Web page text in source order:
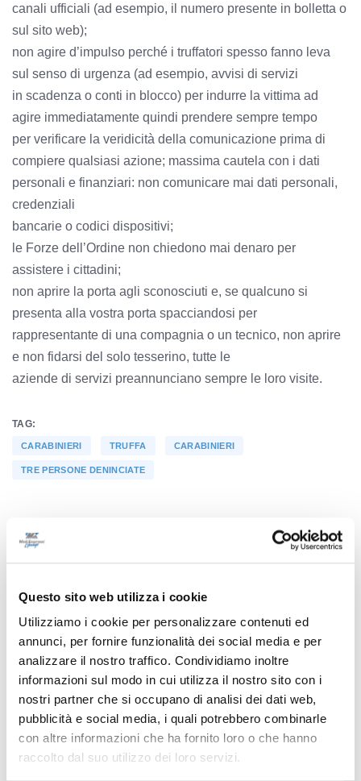
Questo sito web utilizza i cookie
Utilizziamo i cookie per personalizzare contenuti ed
annunci, per fornire funzionalità dei social media e per
analizzare il nostro traffico. Condividiamo inoltre
informazioni sul modo in cui utilizza il nostro sito con i
nostri partner che si occupano di analisi dei dati web,
pubblicità e social media, i quali potrebbero combinarle
con altre informazioni che ha fornito loro o che hanno
raccolto dal suo utilizzo dei loro servizi.
canali ufficiali (ad esempio, il numero presente in bolletta o
sul sito web);
non agire d’impulso perché i truffatori spesso fanno leva
sul senso di urgenza (ad esempio, avvisi di servizi
in scadenza o conti in blocco) per indurre la vittima ad
agire immediatamente quindi prendere sempre tempo
per verificare la veridicità della comunicazione prima di
compiere qualsiasi azione; massima cautela con i dati
personali e finanziari: non comunicare mai dati personali,
credenziali
bancarie o codici dispositivi;
le Forze dell’Ordine non chiedono mai denaro per
assistere i cittadini;
non aprire la porta agli sconosciuti e, se qualcuno si
presenta alla vostra porta spacciandosi per
rappresentante di una compagnia o un tecnico, non aprire
e non fidarsi del solo tesserino, tutte le
aziende di servizi preannunciano sempre le loro visite.
TAG:
CARABINIERI TRUFFA CARABINIERI
TRE PERSONE DENINCIATE
uniti”
Successivo
Samb-Ascoli: ultimi biglietti disponibili
Tutti gli articoli